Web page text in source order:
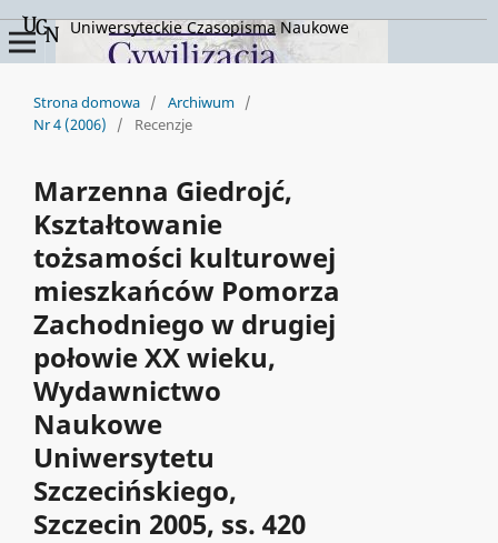
Uniwersyteckie Czasopisma Naukowe
Strona domowa / Archiwum /
Nr 4 (2006)
/ Recenzje
Marzenna Giedrojć,
Kształtowanie
tożsamości kulturowej
mieszkańców Pomorza
Zachodniego w drugiej
połowie XX wieku,
Wydawnictwo
Naukowe
Uniwersytetu
Szczecińskiego,
Szczecin 2005, ss. 420